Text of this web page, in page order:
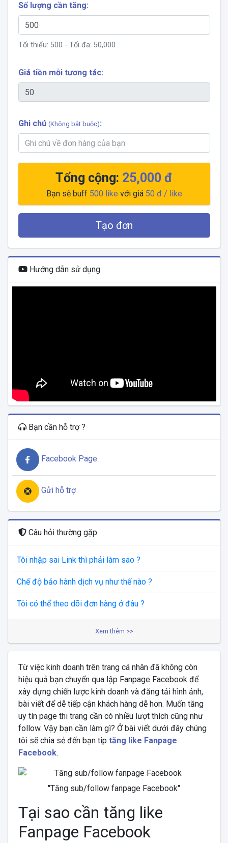
Số lượng cần tăng:
Tối thiểu: 500 - Tối đa: 50,000
Giá tiền mỗi tương tác:
Ghi chú (Không bắt buộc):
Tổng cộng: 25,000 đ
Bạn sẽ buff 500 like với giá 50 đ/ like
Tạo đơn
Hướng dẫn sử dụng
Bạn cần hỗ trợ ?
Facebook Page
Gửi hỗ trợ
Câu hỏi thường gặp
Tôi nhập sai Link thì phải làm sao ?
Chế độ bảo hành dịch vụ như thế nào ?
Tôi có thể theo dõi đơn hàng ở đâu ?
Xem thêm >>
Từ việc kinh doanh trên trang cá nhân đã không còn
hiệu quả bạn chuyển qua lập Fanpage Facebook để
xây dựng chiến lược kinh doanh và đăng tải hình ảnh,
bài viết để dễ tiếp cận khách hàng dễ hơn. Muốn tăng
uy tín page thi trang cần có nhiều lượt thích cũng như
follow. Vậy bạn cần làm gì? Ở bài viết dưới đây chúng
tôi sẽ chia sẻ đến bạn tip tăng like Fanpage
Facebook.
"Tăng sub/follow fanpage Facebook"
Tại sao cần tăng like
Fanpage Facebook